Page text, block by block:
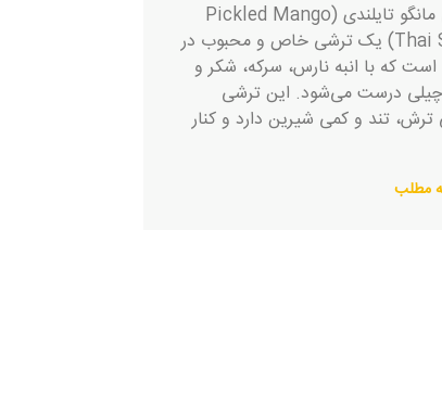
ترشی مانگو تایلندی (Pickled Mango
Thai Style) یک ترشی خاص و محبوب در
است که با انبه نارس، سرکه، شکر و
درست می‌شود. این ترشی
تند و کمی شیرین دارد و کنار
مطلب